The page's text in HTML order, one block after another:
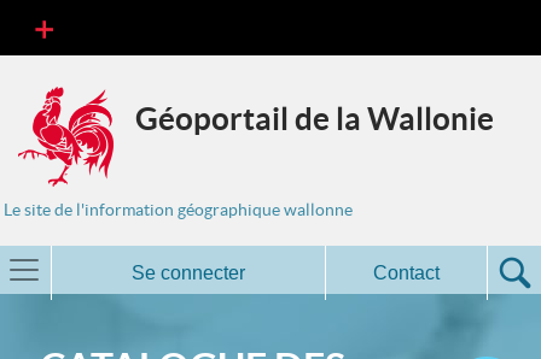
Géoportail de la Wallonie
Le site de l'information géographique wallonne
Se connecter Contact